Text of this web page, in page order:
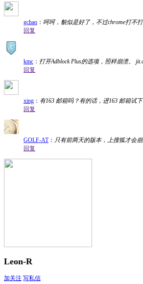
gchao ： 呵呵，貌似是好了，不过chrome打不
回复
kmc ： 打开Adblock Plus的选项，照样崩溃。
回复
xing ： 有163 邮箱吗？有的话，进163 邮箱试
回复
GOLF-AT： 只有前两天的版本，上搜狐才会
回复
Leon-R
加关注 写私信